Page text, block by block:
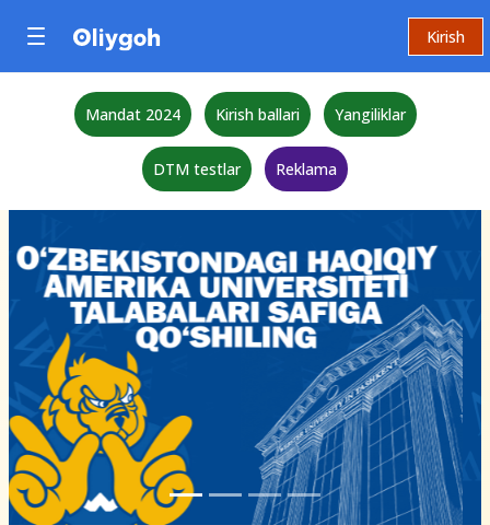
Kirish
Mandat 2024 Kirish ballari Yangiliklar
DTM testlar Reklama